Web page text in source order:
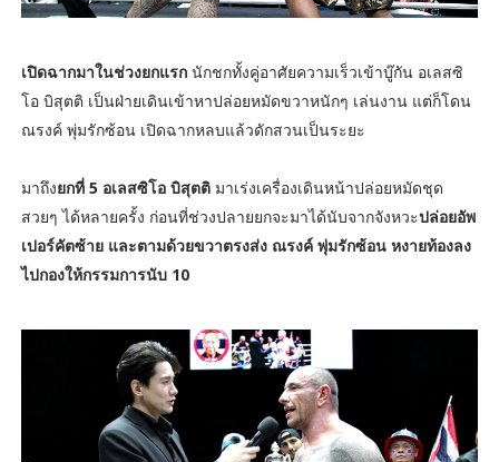
เปิดฉากมาในช่วงยกแรกนักชกทั้งคู่อาศัยความเร็วเข้าบู๊กัน อเลสซิ
โอ บิสุตติ เป็นฝ่ายเดินเข้าหาปล่อยหมัดขวาหนักๆ เล่นงาน แต่ก็โดน
ณรงค์ พุ่มรักซ้อน เปิดฉากหลบแล้วดักสวนเป็นระยะ
มาถึงยกที่ 5 อเลสซิโอ บิสุตติ มาเร่งเครื่องเดินหน้าปล่อยหมัดชุด
สวยๆ ได้หลายครั้ง ก่อนที่ช่วงปลายยกจะมาได้นับจากจังหวะปล่อยอัพ
เปอร์คัตซ้าย และตามด้วยขวาตรงส่ง ณรงค์ พุ่มรักซ้อน หงายท้องลง
ไปกองให้กรรมการนับ 10